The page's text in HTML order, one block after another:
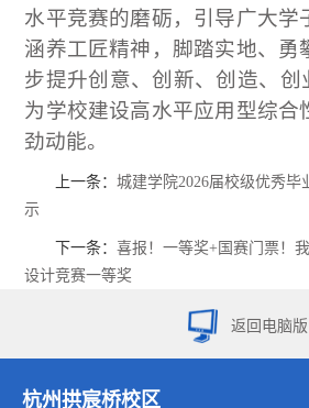
水平竞赛的磨砺，引导广大学
涵养工匠精神，脚踏实地、勇
步提升创意、创新、创造、创
为学校建设高水平应用型综合
劲动能。
上一条：城建学院2026届校级优秀
示
下一条：喜报！一等奖+国赛门票！
设计竞赛一等奖
返回电脑版
杭州拱宸桥校区